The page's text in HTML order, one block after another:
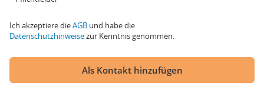
Ich akzeptiere dieAGB und habe die
Datenschutzhinweisezur Kenntnis genommen.
Als Kontakt hinzufügen